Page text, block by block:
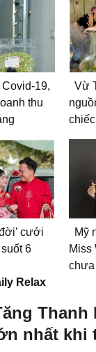
19,
thu
Vừ
cưới
6
Mỹ
Miss
chưa
Relax
Thanh
nhất khi